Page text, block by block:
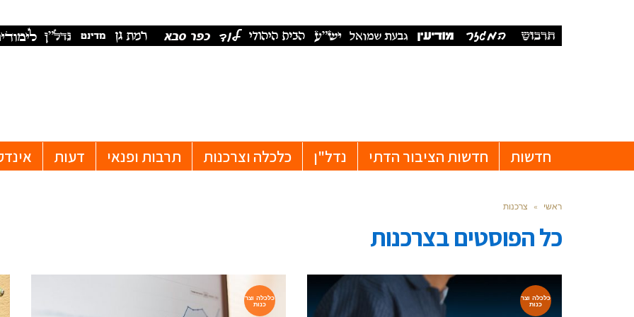
חדשות חדשות הציבור הדתי נדל"ן כלכלה וצרכנות תרבות ופנאי דעות
ראשי » צרכנות
כל הפוסטים בצרכנות
כלכלה וצר
כנות
כלכלה וצר
כנות